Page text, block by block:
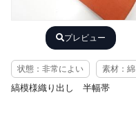
プレビュー
状態：非常によい 素材：綿
縞模様織り出し 半幅帯